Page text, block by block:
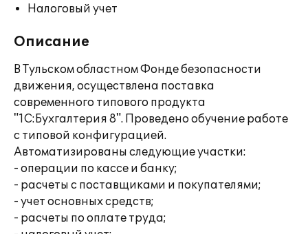
Налоговый учет
Описание
В Тульском областном Фонде безопасности
движения, осуществлена поставка
современного типового продукта
"1С:Бухгалтерия 8". Проведено обучение работе
с типовой конфигурацией.
Автоматизированы следующие участки:
- операции по кассе и банку;
- расчеты с поставщиками и покупателями;
- учет основных средств;
- расчеты по оплате труда;